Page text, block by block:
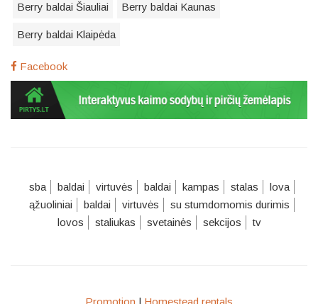
Berry baldai Šiauliai Berry baldai Kaunas
Berry baldai Klaipėda
Facebook
sba baldai virtuvės baldai kampas stalas
lova
ąžuoliniai
baldai virtuvės
su stumdomomis durimis
lovos
staliukas svetainės sekcijos tv
Promotion | Homestead rentals